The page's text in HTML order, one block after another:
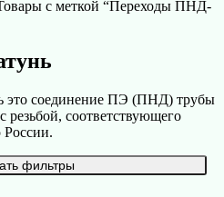
с меткой “Переходы ПНД-
это соединение ПЭ (ПНД) трубы
резьбой, соответствующего
России.
фильтры